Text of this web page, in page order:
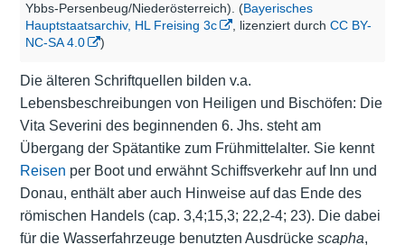
Ybbs-Persenbeug/Niederösterreich). (Bayerisches
Hauptstaatsarchiv, HL Freising 3c
, lizenziert durchCC BY-
NC-SA 4.0
)
Die älteren Schriftquellen bilden v.a.
Lebensbeschreibungen von Heiligen und Bischöfen: Die
Vita Severini des beginnenden 6. Jhs. steht am
Übergang der Spätantike zum Frühmittelalter. Sie kennt
Reisen per Boot und erwähnt Schiffsverkehr auf Inn und
Donau, enthält aber auch Hinweise auf das Ende des
römischen Handels (cap. 3,4;15,3; 22,2-4; 23). Die dabei
für die Wasserfahrzeuge benutzten Ausdrücke scapha,